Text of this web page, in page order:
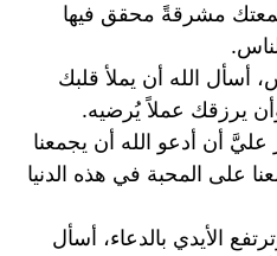
مشرقةً محقق فيها
أسأل الله أن يملأ قلبك
يرزقك عملاً يُرضيه.
عليَّ أن أدعو الله أن يجمعنا
على المحبة في هذه الدنيا
الأيدي بالدعاء، أسأل